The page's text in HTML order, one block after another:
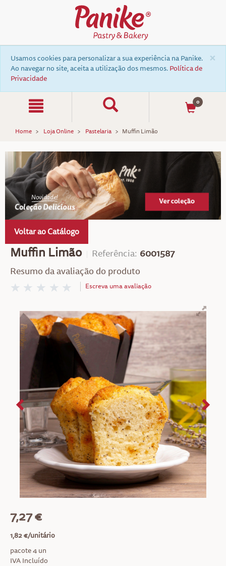
×
Usamos cookies para personalizar a sua experiência na Panike.
Ao navegar no site, aceita a utilização dos mesmos. Política de
Privacidade
0
Home Loja Online Pastelaria Muffin Limão
Voltar ao Catálogo
Muffin Limão Referência: 6001587
Resumo da avaliação do produto
Escreva uma avaliação
7,27 €
1,82 €/unitário
pacote 4 un
IVA Incluído